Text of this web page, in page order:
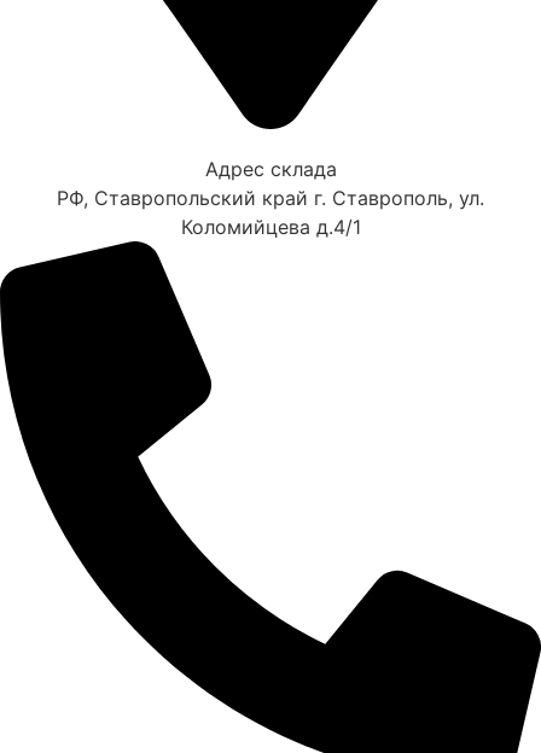
Адрес склада
РФ, Ставропольский край г. Ставрополь, ул.
Коломийцева д.4/1